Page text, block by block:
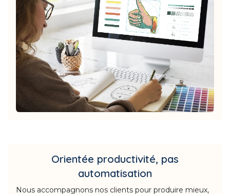
Orientée productivité, pas
automatisation
Nous accompagnons nos clients pour produire mieux,